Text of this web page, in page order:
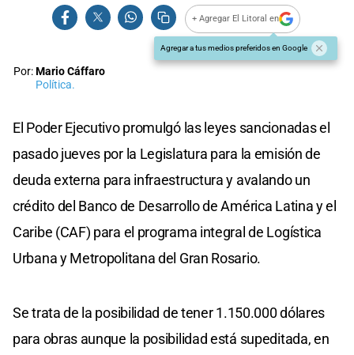
+ Agregar El Litoral en
Agregar a tus medios preferidos en Google
Por:Mario Cáffaro
Política.
El Poder Ejecutivo promulgó las leyes sancionadas el
pasado jueves por la Legislatura para la emisión de
deuda externa para infraestructura y avalando un
crédito del Banco de Desarrollo de América Latina y el
Caribe (CAF) para el programa integral de Logística
Urbana y Metropolitana del Gran Rosario.
Se trata de la posibilidad de tener 1.150.000 dólares
para obras aunque la posibilidad está supeditada, en